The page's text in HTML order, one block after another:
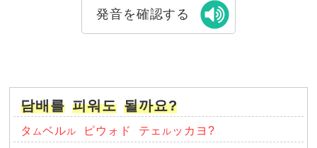
発音を確認する
담배를 피워도 될까요?
タ ムベルル ピウォド テェ ル ッカヨ?